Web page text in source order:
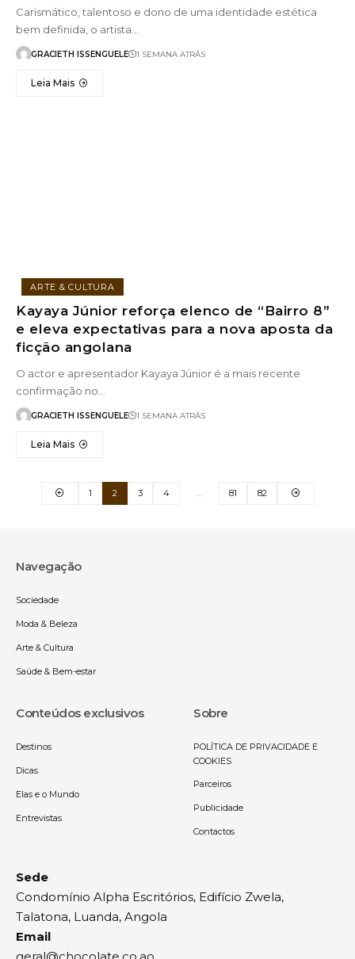
Carismático, talentoso e dono de uma identidade estética
bem definida, o artista…
GRACIETH ISSENGUELE 1 SEMANA ATRÁS
Leia Mais
ARTE & CULTURA
Kayaya Júnior reforça elenco de “Bairro 8”
e eleva expectativas para a nova aposta da
ficção angolana
O actor e apresentador Kayaya Júnior é a mais recente
confirmação no…
GRACIETH ISSENGUELE 1 SEMANA ATRÁS
Leia Mais
1 2 3 4 … 81 82
Navegação
Sociedade
Moda & Beleza
Arte & Cultura
Saúde & Bem-estar
Conteúdos exclusivos
Destinos
Dicas
Elas e o Mundo
Entrevistas
Sobre
POLÍTICA DE PRIVACIDADE E
COOKIES
Parceiros
Publicidade
Contactos
Sede
Condomínio Alpha Escritórios, Edifício Zwela,
Talatona, Luanda, Angola
Email